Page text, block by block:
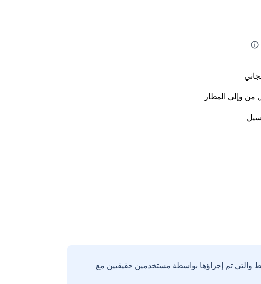
من وإلى المطار
والتي تم إجراؤها بواسطة مستخدمين حقيقيين مع